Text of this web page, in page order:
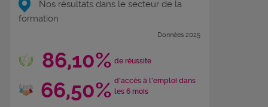
Nos résultats dans le secteur de la
formation
Données 2025
86,10% de réussite
66,50% d'accès à l'emploi dans
les 6 mois